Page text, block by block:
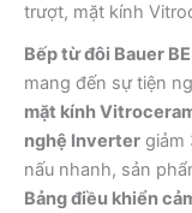
trượt, mặt kính
Bếp từ đôi Bauer
mang đến sự tiện
mặt kính
nghệ Inverter giảm
nấu nhanh, sản
Bảng điều khiển